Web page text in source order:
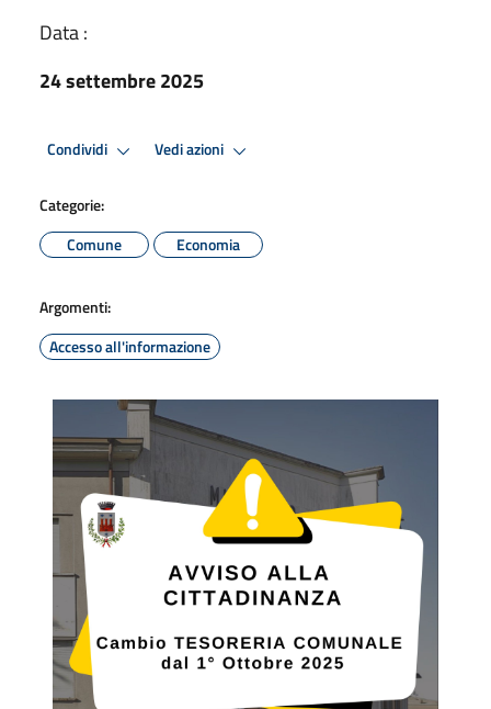
Data :
24 settembre 2025
Condividi Vedi azioni
Categorie:
Comune
Economia
Argomenti:
Accesso all'informazione